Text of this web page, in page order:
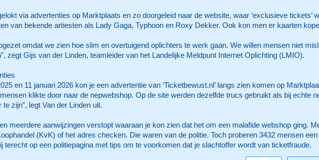
via advertenties op Marktplaats en zo doorgeleid naar de website, waar ‘exclusieve tickets’
van bekende artiesten als Lady Gaga, Typhoon en Roxy Dekker. Ook kon men er kaarten
omdat we zien hoe slim en overtuigend oplichters te werk gaan. We willen mensen niet
zegt Gijs van der Linden, teamleider van het Landelijke Meldpunt Internet Oplichting (LMIO).
en 11 januari 2026 kon je een advertentie van ‘Ticketbewust.nl’ langs zien komen op
klikte door naar de nepwebshop. Op de site werden dezelfde trucs gebruikt als bij echte
zijn”, legt Van der Linden uit.
meerdere aanwijzingen verstopt waaraan je kon zien dat het om een malafide webshop ging.
(KvK) of het adres checken. Die waren van de politie. Toch proberen 3432 mensen
terecht op een politiepagina met tips om te voorkomen dat je slachtoffer wordt van ticketfraude.